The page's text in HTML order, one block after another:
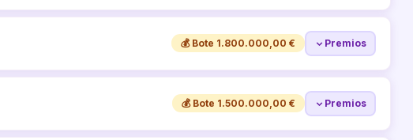
💰 Bote 1.800.000,00 € Premios
💰 Bote 1.500.000,00 € Premios